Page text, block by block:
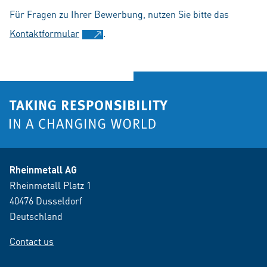
Für Fragen zu Ihrer Bewerbung, nutzen Sie bitte das
Kontaktformular
.
Rheinmetall AG
Rheinmetall Platz 1
40476 Dusseldorf
Deutschland
Contact us